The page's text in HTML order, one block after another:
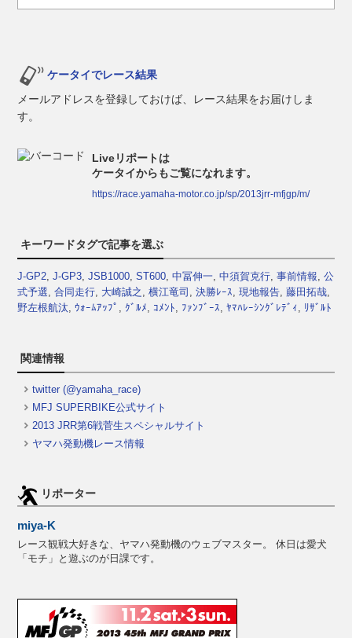
ケータイでレース結果
メールアドレスを登録しておけば、レース結果をお届けしま
す。
Liveリポートは
ケータイからもご覧になれます。
https://race.yamaha-motor.co.jp/sp/2013jrr-mfjgp/m/
キーワードタグで記事を選ぶ
J-GP2 ,J-GP3 ,JSB1000 ,ST600 ,中冨伸一 ,中須賀克行 ,事前情報 ,公
式予選 ,合同走行 大崎誠之 ,横江竜司 ,決勝ﾚｰｽ ,現地報告 ,藤田拓哉
野左根航汰 ,ｳｫｰﾑｱｯﾌﾟ ｸﾞﾙﾒ ,ｺﾒﾝﾄ ﾌｧﾝﾌﾞｰｽ ,ﾔﾏﾊﾚｰｼﾝｸﾞﾚﾃﾞｨ ﾘｻﾞﾙﾄ
関連情報
twitter (@yamaha_race)
MFJ SUPERBIKE公式サイト
2013 JRR第6戦菅生スペシャルサイト
ヤマハ発動機レース情報
リポーター
miya-K
レース観戦大好きな、ヤマハ発動機のウェブマスター。 休日は愛犬
「モチ」と遊ぶのが日課です。